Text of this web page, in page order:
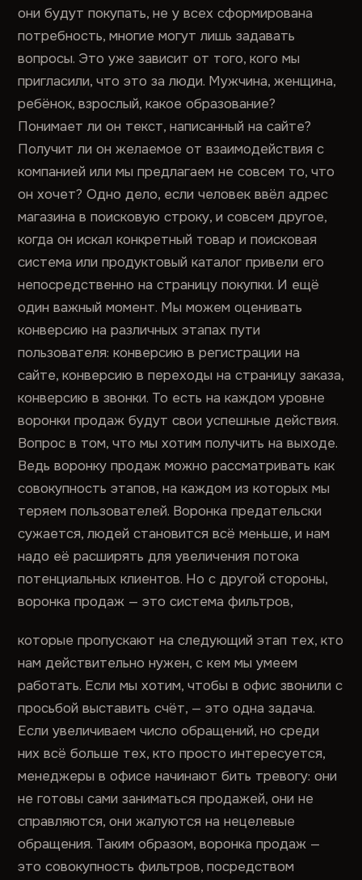
они будут покупать, не у всех сформирована
потребность, многие могут лишь задавать
вопросы. Это уже зависит от того, кого мы
пригласили, что это за люди. Мужчина, женщина,
ребёнок, взрослый, какое образование?
Понимает ли он текст, написанный на сайте?
Получит ли он желаемое от взаимодействия с
компанией или мы предлагаем не совсем то, что
он хочет? Одно дело, если человек ввёл адрес
магазина в поисковую строку, и совсем другое,
когда он искал конкретный товар и поисковая
система или продуктовый каталог привели его
непосредственно на страницу покупки. И ещё
один важный момент. Мы можем оценивать
конверсию на различных этапах пути
пользователя: конверсию в регистрации на
сайте, конверсию в переходы на страницу заказа,
конверсию в звонки. То есть на каждом уровне
воронки продаж будут свои успешные действия.
Вопрос в том, что мы хотим получить на выходе.
Ведь воронку продаж можно рассматривать как
совокупность этапов, на каждом из которых мы
теряем пользователей. Воронка предательски
сужается, людей становится всё меньше, и нам
надо её расширять для увеличения потока
потенциальных клиентов. Но с другой стороны,
воронка продаж — это система фильтров,
которые пропускают на следующий этап тех, кто
нам действительно нужен, с кем мы умеем
работать. Если мы хотим, чтобы в офис звонили с
просьбой выставить счёт, — это одна задача.
Если увеличиваем число обращений, но среди
них всё больше тех, кто просто интересуется,
менеджеры в офисе начинают бить тревогу: они
не готовы сами заниматься продажей, они не
справляются, они жалуются на нецелевые
обращения. Таким образом, воронка продаж —
это совокупность фильтров, посредством